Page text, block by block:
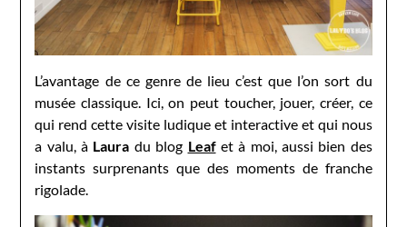
L’avantage de ce genre de lieu c’est que l’on sort du
musée classique. Ici, on peut toucher, jouer, créer, ce
qui rend cette visite ludique et interactive et qui nous
a valu, à Laura du blog Leaf et à moi, aussi bien des
instants surprenants que des moments de franche
rigolade.